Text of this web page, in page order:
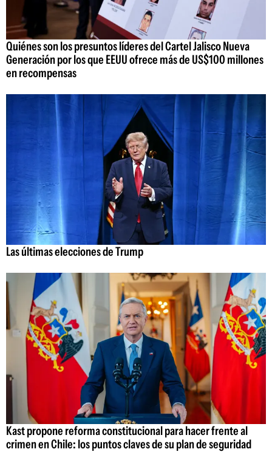
Quiénes son los presuntos líderes del Cartel Jalisco Nueva
Generación por los que EEUU ofrece más de US$100 millones
en recompensas
Las últimas elecciones de Trump
Kast propone reforma constitucional para hacer frente al
crimen en Chile: los puntos claves de su plan de seguridad